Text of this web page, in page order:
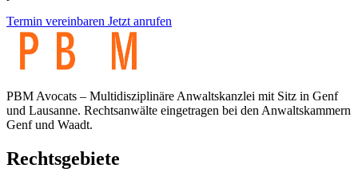
Termin vereinbaren Jetzt anrufen
PBM Avocats – Multidisziplinäre Anwaltskanzlei mit Sitz in Genf
und Lausanne. Rechtsanwälte eingetragen bei den Anwaltskammern
Genf und Waadt.
Rechtsgebiete